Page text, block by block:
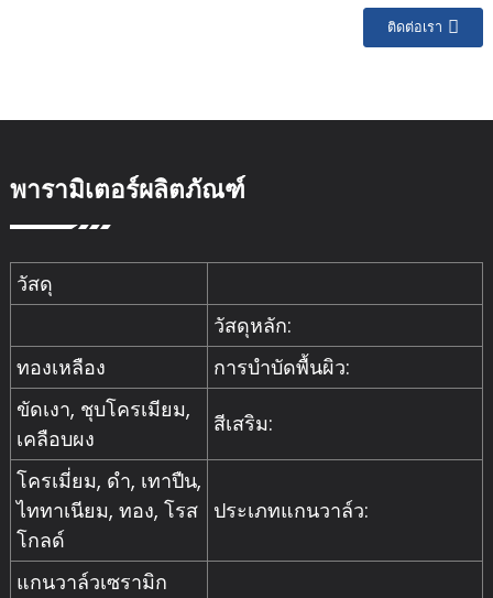
ติดต่อเรา
พารามิเตอร์ผลิตภัณฑ์
วัสดุ
วัสดุหลัก:
ทองเหลือง
การบำบัดพื้นผิว:
ขัดเงา, ชุบโครเมียม,
เคลือบผง
สีเสริม:
โครเมี่ยม, ดำ, เทาปืน,
ไททาเนียม, ทอง, โรส
โกลด์
ประเภทแกนวาล์ว:
แกนวาล์วเซรามิก